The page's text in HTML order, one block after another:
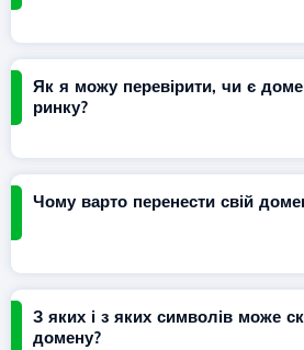
Як я можу перевірити, чи є
ринку?
Чому варто перенести свій
З яких і з яких символів може
домену?